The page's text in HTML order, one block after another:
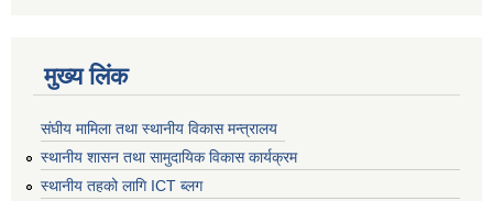
मुख्य लिंक
संघीय मामिला तथा स्थानीय विकास मन्त्रालय
स्थानीय शासन तथा सामुदायिक विकास कार्यक्रम
स्थानीय तहको लागि ICT ब्लग